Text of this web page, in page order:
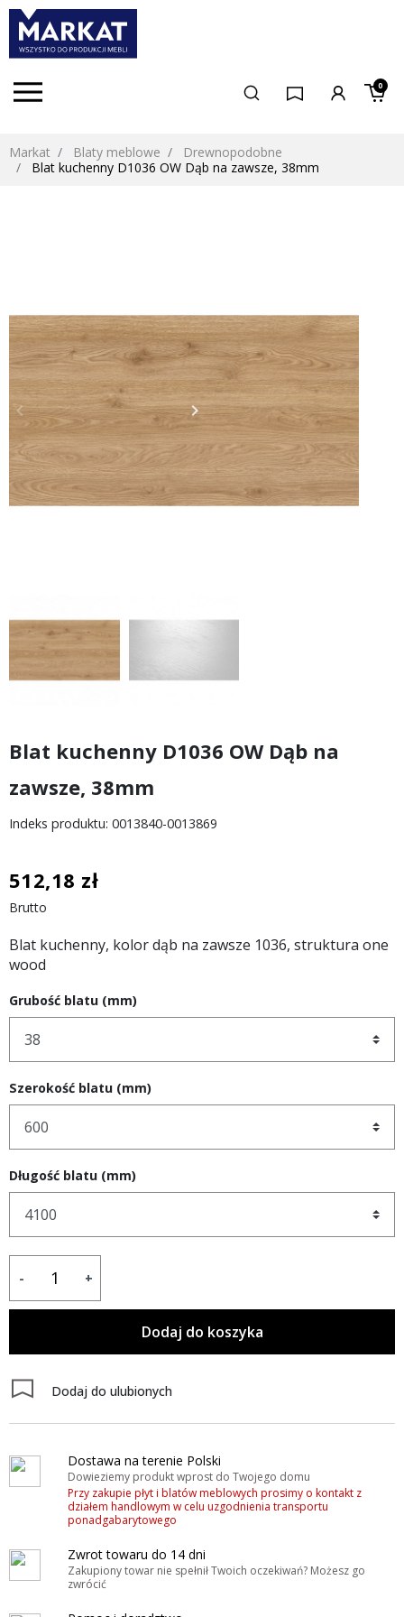
0
Markat Blaty meblowe
Drewnopodobne
Blat kuchenny D1036 OW Dąb na zawsze, 38mm
Poprzedni
keyboard_arrow_left Następny
keyboard_arrow_right
Blat kuchenny D1036 OW Dąb na
zawsze, 38mm
Indeks produktu: 0013840-0013869
512,18 zł
Brutto
Blat kuchenny, kolor dąb na zawsze 1036, struktura one
wood
Grubość blatu (mm)
Szerokość blatu (mm)
Długość blatu (mm)
- +
Dodaj do koszyka
Dodaj do ulubionych
Dostawa na terenie Polski
Dowieziemy produkt wprost do Twojego domu
Przy zakupie płyt i blatów meblowych prosimy o kontakt z
działem handlowym w celu uzgodnienia transportu
ponadgabarytowego
Zwrot towaru do 14 dni
Zakupiony towar nie spełnił Twoich oczekiwań? Możesz go
zwrócić